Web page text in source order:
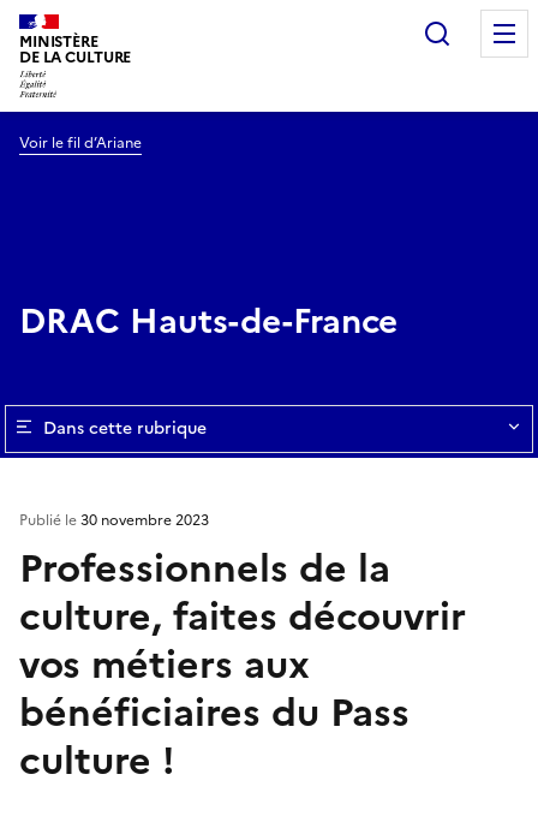
MINISTÈRE
DE LA CULTURE
Voir le fil d’Ariane
DRAC Hauts-de-France
Dans cette rubrique
Professionnels de la
culture, faites découvrir
vos métiers aux
bénéficiaires du Pass
culture !
Publié le30 novembre 2023